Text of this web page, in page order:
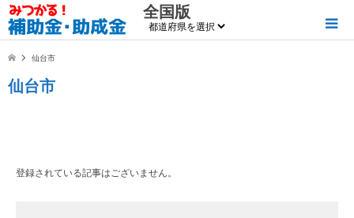
全国版
仙台市
仙台市
登録されている記事はございません。